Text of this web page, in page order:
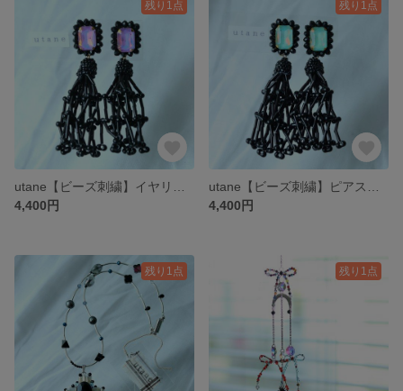
残り1点
4,400円
残り1点
4,400円
残り1点 残り1点